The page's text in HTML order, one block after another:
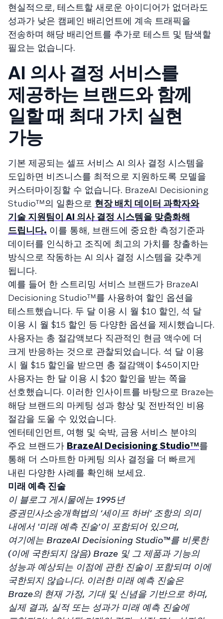
현실적으로, 테스트할 새로운 아이디어가 없더라도
성과가 낮은 캠페인 배리언트에 계속 트래픽을
전송하며 해당 배리언트를 추가로 테스트 및 탐색할
필요는 없습니다.
AI 의사 결정 서비스를
제공하는 브랜드와 함께
일할 때 최대 가치 실현
가능
기본 제공되는 셀프 서비스 AI 의사 결정 시스템을
도입하면 비즈니스를 최적으로 지원하도록 모델을
커스터마이징할 수 없습니다. BrazeAI Decisioning
Studioᵀᴹ의 일환으로 현장 배치 데이터 과학자와
기술 지원팀이 AI 의사 결정 시스템을 맞춤화해
드립니다. 이를 통해, 브랜드에 중요한 측정기준과
데이터를 인식하고 조직에 최고의 가치를 창출하는
방식으로 작동하는 AI 의사 결정 시스템을 갖추게
됩니다.
예를 들어 한 스트리밍 서비스 브랜드가 BrazeAI
Decisioning Studioᵀᴹ를 사용하여 할인 옵션을
테스트했습니다. 두 달 이용 시 월 $10 할인, 석 달
이용 시 월 $15 할인 등 다양한 옵션을 제시했습니다.
사용자는 총 절감액보다 직관적인 현금 액수에 더
크게 반응하는 것으로 관찰되었습니다. 석 달 이용
시 월 $15 할인을 받으면 총 절감액이 $45이지만
사용자는 한 달 이용 시 $20 할인을 받는 쪽을
선호했습니다. 이러한 인사이트를 바탕으로 Braze는
해당 브랜드의 마케팅 성과 향상 및 전반적인 비용
절감을 도울 수 있었습니다.
엔터테인먼트, 여행 및 숙박, 금융 서비스 분야의
주요 브랜드가 BrazeAI Decisioning Studioᵀᴹ를
통해 더 스마트한 마케팅 의사 결정을 더 빠르게
내린 다양한 사례를 확인해 보세요.
미래 예측 진술
이 블로그 게시물에는 1995년
증권민사소송개혁법의 ‘세이프 하버’ 조항의 의미
내에서 '미래 예측 진술'이 포함되어 있으며,
여기에는 BrazeAI Decisioning Studio™를 비롯한
(이에 국한되지 않음) Braze 및 그 제품과 기능의
성능과 예상되는 이점에 관한 진술이 포함되며 이에
국한되지 않습니다. 이러한 미래 예측 진술은
Braze의 현재 가정, 기대 및 신념을 기반으로 하며,
실제 결과, 실적 또는 성과가 미래 예측 진술에